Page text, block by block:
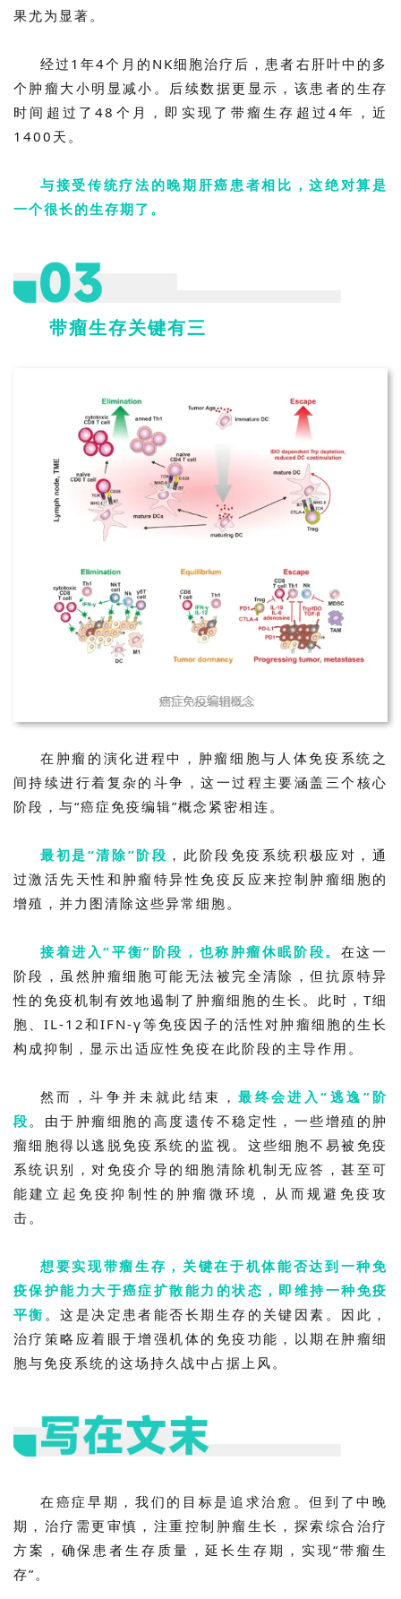
转
化
展
登录 注册
果尤为显著。
经过1年4个月的NK细胞治疗后，患者右肝叶中的多
个肿瘤大小明显减小。后续数据更显示，该患者的生存
时间超过了48个月，即实现了带瘤生存超过4年，近
1400天。
与接受传统疗法的晚期肝癌患者相比，这绝对算是
一个很长的生存期了。
带瘤生存关键有三
在肿瘤的演化进程中，肿瘤细胞与人体免疫系统之
间持续进行着复杂的斗争，这一过程主要涵盖三个核心
阶段，与“癌症免疫编辑”概念紧密相连。
最初是“清除”阶段 ，此阶段免疫系统积极应对，通
过激活先天性和肿瘤特异性免疫反应来控制肿瘤细胞的
增殖，并力图清除这些异常细胞。
接着进入“平衡”阶段，也称肿瘤休眠阶段。 在这一
阶段，虽然肿瘤细胞可能无法被完全清除，但抗原特异
性的免疫机制有效地遏制了肿瘤细胞的生长。此时，T细
胞、IL-12和IFN-γ等免疫因子的活性对肿瘤细胞的生长
构成抑制，显示出适应性免疫在此阶段的主导作用。
然而，斗争并未就此结束，最终会进入“逃逸”阶
段 。由于肿瘤细胞的高度遗传不稳定性，一些增殖的肿
瘤细胞得以逃脱免疫系统的监视。这些细胞不易被免疫
系统识别，对免疫介导的细胞清除机制无应答，甚至可
能建立起免疫抑制性的肿瘤微环境，从而规避免疫攻
击。
想要实现带瘤生存，关键在于机体能否达到一种免
疫保护能力大于癌症扩散能力的状态，即维持一种免疫
平衡 。这是决定患者能否长期生存的关键因素。因此，
治疗策略应着眼于增强机体的免疫功能，以期在肿瘤细
胞与免疫系统的这场持久战中占据上风。
在癌症早期，我们的目标是追求治愈。但到了中晚
期，治疗需更审慎，注重控制肿瘤生长，探索综合治疗
方案，确保患者生存质量，延长生存期，实现“带瘤生
存”。